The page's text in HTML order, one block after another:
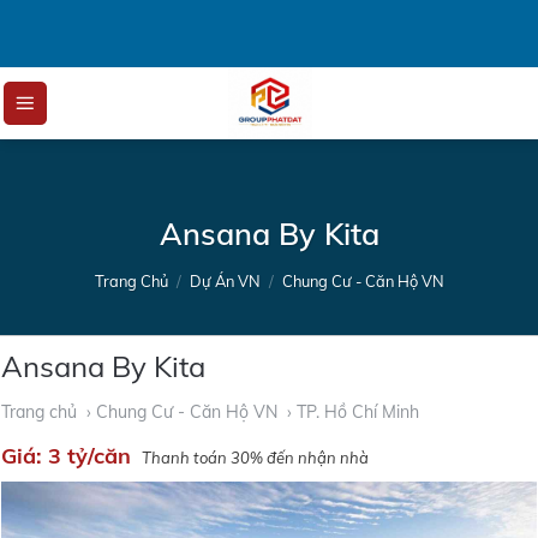
content
Ansana By Kita
Trang Chủ / Dự Án VN / Chung Cư - Căn Hộ VN
Ansana By Kita
Trang chủ › Chung Cư - Căn Hộ VN › TP. Hồ Chí Minh
Giá: 3 tỷ/căn Thanh toán 30% đến nhận nhà